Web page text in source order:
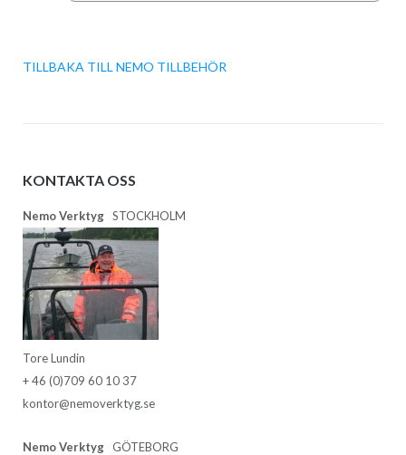
TILLBAKA TILL NEMO TILLBEHÖR
KONTAKTA OSS
Nemo Verktyg STOCKHOLM
Tore Lundin
+ 46 (0)709 60 10 37
kontor@nemoverktyg.se
Nemo VerktygGÖTEBORG